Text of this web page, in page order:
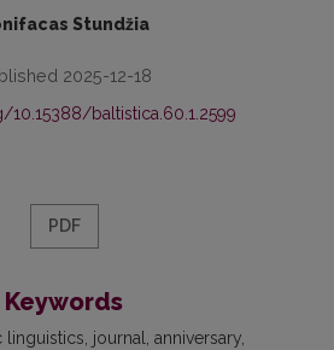
Stundžia
2025-12-18
baltistica.60.1.2599
PDF
Keywords
linguistics journal anniversary